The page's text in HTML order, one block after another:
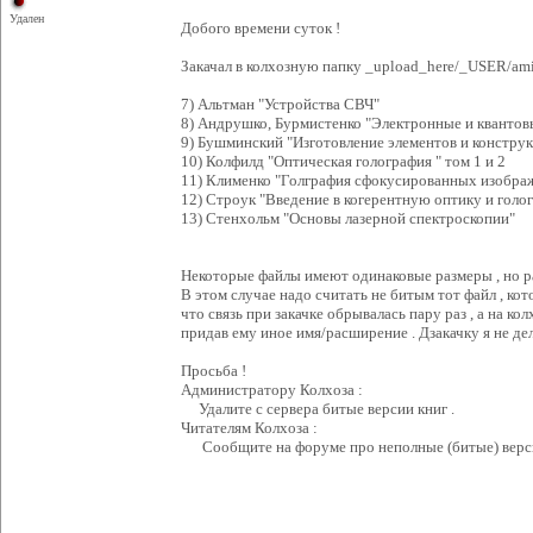
Удален
Добого времени суток !
Закачал в колхозную папку _upload_here/_USER/
7) Альтман "Устройства СВЧ"
8) Андрушко, Бурмистенко "Электронные и
9) Бушминский "Изготовление элементов и
10) Колфилд "Оптическая голография " том 1 и 2
11) Клименко "Голграфия сфокусированных
12) Строук "Введение в когерентную оптику и
13) Стенхольм "Основы лазерной спектроскопии"
Некоторые файлы имеют одинаковые размеры , но
В этом случае надо считать не битым тот файл ,
что связь при закачке обрывалась пару раз , а на
придав ему иное имя/расширение . Дзакачку я не
Просьба !
Администратору Колхоза :
Удалите с сервера битые версии книг .
Читателям Колхоза :
Сообщите на форуме про неполные (битые)